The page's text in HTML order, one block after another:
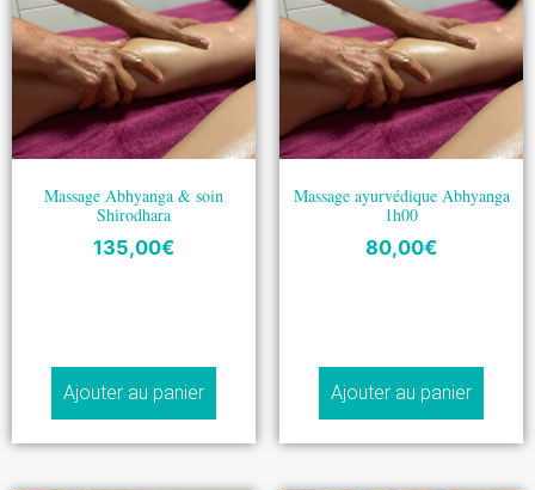
Massage Abhyanga & soin
Shirodhara
135,00€
Ajouter au panier
Massage ayurvédique Abhyanga
1h00
80,00€
Ajouter au panier